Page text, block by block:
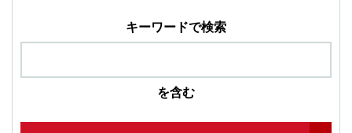
キーワードで検索
を含む